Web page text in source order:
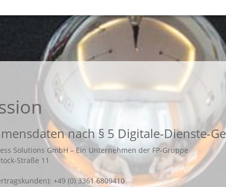
nach § 5 Digitale-Dienste-
Solutions GmbH – Ein Unternehmen der FP-Gruppe
Straße 11
+49 (0) 3361 6809410